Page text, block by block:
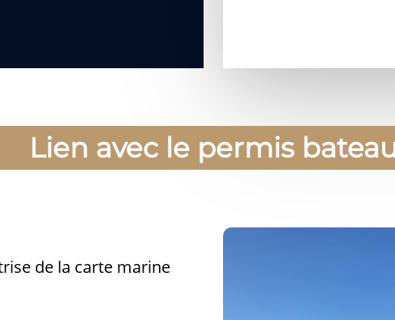
Lien avec le permis
de la carte marine